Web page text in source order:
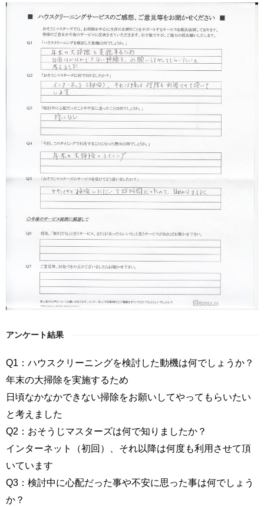
アンケート結果
Q1：ハウスクリーニングを検討した動機は何でしょうか？
年末の大掃除を実施するため
日頃なかなかできない掃除をお願いしてやってもらいたい
と考えました
Q2：おそうじマスターズは何で知りましたか？
インターネット（初回）、それ以降は何度も利用させて頂
いています
Q3：検討中に心配だった事や不安に思った事は何でしょう
か？